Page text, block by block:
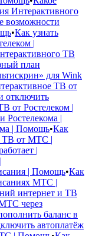
Интерактивного
возможности
•Как узнать
|
ТВ
план
для Wink
ТВ от
отключить
от Ростелеком |
Ростелекома |
| Помощь•Как
ТВ от МТС |
|
| Помощь•Как
МТС |
интернет и ТВ
через
баланс в
автоплатёж